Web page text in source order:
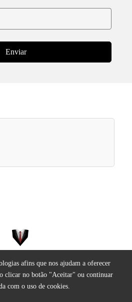
afins que nos ajudam a oferecer
clicar no botão "Aceitar" ou continuar
com o uso de cookies.
Enviar
direitos reservados.